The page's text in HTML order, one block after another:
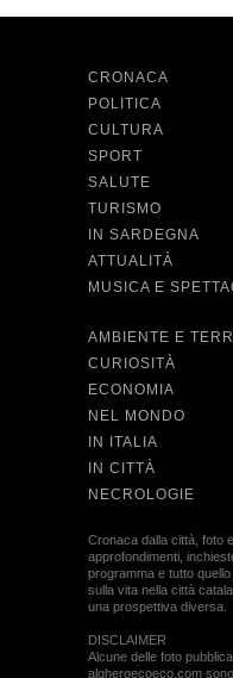
CRONACA
POLITICA
CULTURA
SPORT
SALUTE
TURISMO
IN SARDEGNA
ATTUALITÀ
MUSICA E
AMBIENTE E
CURIOSITÀ
ECONOMIA
NEL MONDO
IN ITALIA
IN CITTÀ
NECROLOGIE
Cronaca dalla città, foto
approfondimenti,
programma e tutto
sulla vita nella città
una prospettiva diversa.
DISCLAIMER
Alcune delle foto
algheroecoeco.com